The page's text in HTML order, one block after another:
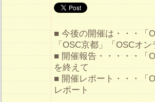
■ 今後の開催は・・・「
「OSC京都」「OSCオ
■ 開催報告・・・・・「
を終えて
■ 開催レポート・・・「
レポート